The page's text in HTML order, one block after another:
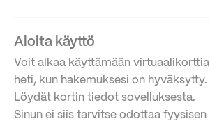
Aloita käyttö
Voit alkaa käyttämään virtuaalikorttia
heti, kun hakemuksesi on hyväksytty.
Löydät kortin tiedot sovelluksesta.
Sinun ei siis tarvitse odottaa fyysisen